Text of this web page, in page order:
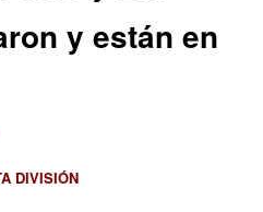
y están en
DIVISIÓN